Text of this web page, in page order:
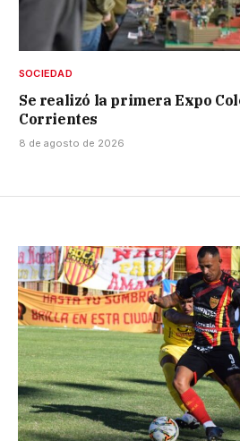
SOCIEDAD
Se realizó la primera Expo
Corrientes
8 de agosto de 2026